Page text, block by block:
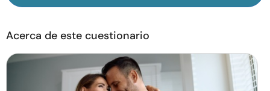
nosotros
© Copyright 2026. Todos los derechos reservados.
Acerca de este cuestionario